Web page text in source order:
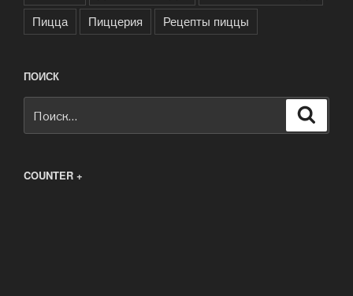
Пицца
Пиццерия Рецепты пиццы
ПОИСК
COUNTER +